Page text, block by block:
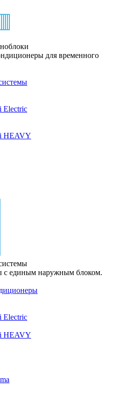
для временного
Electric
HEAVY
с единым наружным блоком.
Electric
HEAVY